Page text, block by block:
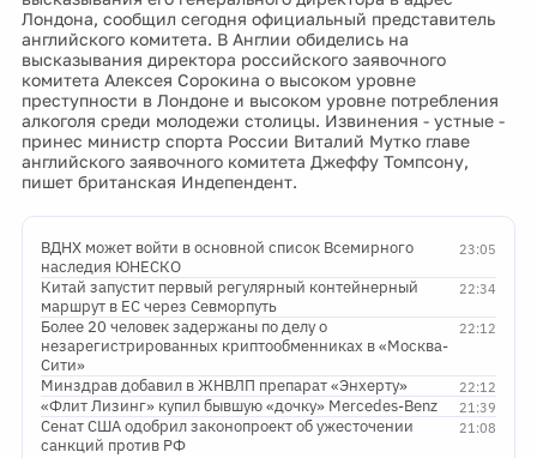
Лондона, сообщил сегодня официальный представитель
английского комитета. В Англии обиделись на
высказывания директора российского заявочного
комитета Алексея Сорокина о высоком уровне
преступности в Лондоне и высоком уровне потребления
алкоголя среди молодежи столицы. Извинения - устные -
принес министр спорта России Виталий Мутко главе
английского заявочного комитета Джеффу Томпсону,
пишет британская Индепендент.
23:05
ВДНХ может войти в основной список Всемирного
наследия ЮНЕСКО
22:34
Китай запустит первый регулярный контейнерный
маршрут в ЕС через Севморпуть
22:12
Более 20 человек задержаны по делу о
незарегистрированных криптообменниках в «Москва-
Сити»
22:12
Минздрав добавил в ЖНВЛП препарат «Энхерту»
21:39
«Флит Лизинг» купил бывшую «дочку» Mercedes-Benz
21:08
Сенат США одобрил законопроект об ужесточении
санкций против РФ